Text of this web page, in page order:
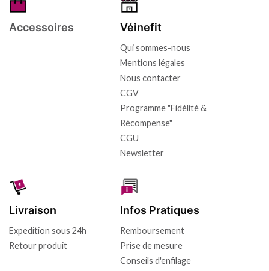
Accessoires Véinefit
Qui sommes-nous
Mentions légales
Nous contacter
CGV
Programme "Fidélité &
Récompense"
CGU
Newsletter
Livraison
Expedition sous 24h
Retour produit
Infos Pratiques
Remboursement
Prise de mesure
Conseils d'enfilage